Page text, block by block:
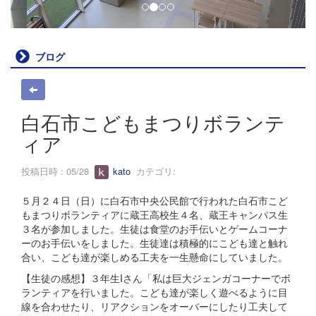
ブログ
白石市こどもまつりボランテ
ィア
投稿日時 : 05/28 kato カテゴリ:
５月２４日（日）に白石市中央公民館で行われた白石市こど
もまつりボランティアに蔵王高校生４名、蔵王キャンパス生
３名が参加しました。生徒は食堂のお手伝いとゲームコーナ
ーのお手伝いをしました。生徒達は積極的にこども達と触れ
合い、こども達が楽しめる工夫を一生懸命にしていました。
【生徒の感想】３年生Iさん「私は巨大ジェンガコーナーでボ
ランティアを行いました。こども達が楽しく遊べるように目
線を合わせたり、リアクションをオーバーにしたり工夫して